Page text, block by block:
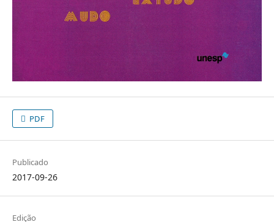
PDF
Publicado
2017-09-26
Edição